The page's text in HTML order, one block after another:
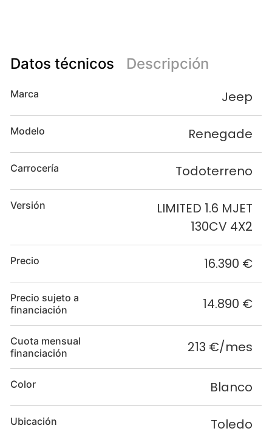
Datos técnicos Descripción
Marca Jeep
Modelo Renegade
Carrocería Todoterreno
Versión
LIMITED 1.6 MJET
130CV 4X2
Precio 16.390 €
Precio sujeto a
financiación
14.890 €
Cuota mensual
financiación
213 €/mes
Color Blanco
Ubicación Toledo